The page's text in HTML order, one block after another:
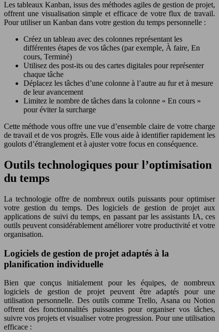
Les tableaux Kanban, issus des méthodes agiles de gestion de projet,
offrent une visualisation simple et efficace de votre flux de travail.
Pour utiliser un Kanban dans votre gestion du temps personnelle :
Créez un tableau avec des colonnes représentant les
différentes étapes de vos tâches (par exemple, À faire, En
cours, Terminé)
Utilisez des post-its ou des cartes digitales pour représenter
chaque tâche
Déplacez les tâches d’une colonne à l’autre au fur et à mesure
de leur avancement
Limitez le nombre de tâches dans la colonne « En cours »
pour éviter la surcharge
Cette méthode vous offre une vue d’ensemble claire de votre charge
de travail et de vos progrès. Elle vous aide à identifier rapidement les
goulots d’étranglement et à ajuster votre focus en conséquence.
Outils technologiques pour l’optimisation
du temps
La technologie offre de nombreux outils puissants pour optimiser
votre gestion du temps. Des logiciels de gestion de projet aux
applications de suivi du temps, en passant par les assistants IA, ces
outils peuvent considérablement améliorer votre productivité et votre
organisation.
Logiciels de gestion de projet adaptés à la
planification individuelle
Bien que conçus initialement pour les équipes, de nombreux
logiciels de gestion de projet peuvent être adaptés pour une
utilisation personnelle. Des outils comme Trello, Asana ou Notion
offrent des fonctionnalités puissantes pour organiser vos tâches,
suivre vos projets et visualiser votre progression. Pour une utilisation
efficace :